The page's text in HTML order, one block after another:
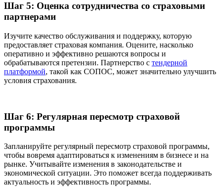
Шаг 5: Оценка сотрудничества со страховыми
партнерами
Изучите качество обслуживания и поддержку, которую
предоставляет страховая компания. Оцените, насколько
оперативно и эффективно решаются вопросы и
обрабатываются претензии. Партнерство с тендерной
платформой, такой как СОПОС, может значительно улучшить
условия страхования.
Шаг 6: Регулярная пересмотр страховой
программы
Запланируйте регулярный пересмотр страховой программы,
чтобы вовремя адаптироваться к изменениям в бизнесе и на
рынке. Учитывайте изменения в законодательстве и
экономической ситуации. Это поможет всегда поддерживать
актуальность и эффективность программы.